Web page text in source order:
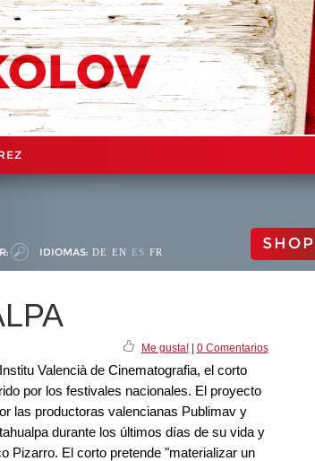
IDIOMAS: DE EN ES FR SHOP
Me gusta!| 0 Comentarios
Valencià de Cinematografia, el corto
por los festivales nacionales. El proyecto
las productoras valencianas Publimav y
durante los últimos días de su vida y
Pizarro. El corto pretende "materializar un